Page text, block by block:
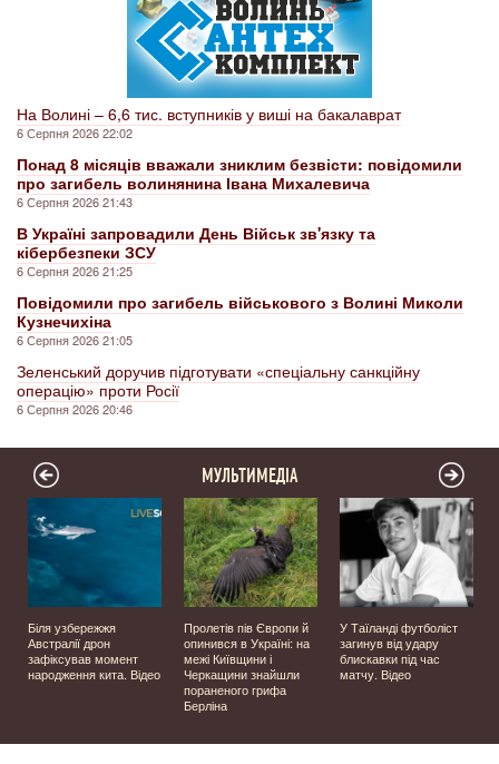
На Волині – 6,6 тис. вступників у виші на бакалаврат
6 Серпня 2026 22:02
Понад 8 місяців вважали зниклим безвісти: повідомили
про загибель волинянина Івана Михалевича
6 Серпня 2026 21:43
В Україні запровадили День Військ зв'язку та
кібербезпеки ЗСУ
6 Серпня 2026 21:25
Повідомили про загибель військового з Волині Миколи
Кузнечихіна
6 Серпня 2026 21:05
Зеленський доручив підготувати «спеціальну санкційну
операцію» проти Росії
6 Серпня 2026 20:46
МУЛЬТИМЕДІА
Біля узбережжя
Австралії дрон
зафіксував момент
народження кита. Відео
Пролетів пів Європи й
опинився в Україні: на
межі Київщини і
Черкащини знайшли
пораненого грифа
Берліна
У Таїланді футболіст
загинув від удару
блискавки під час
матчу. Відео